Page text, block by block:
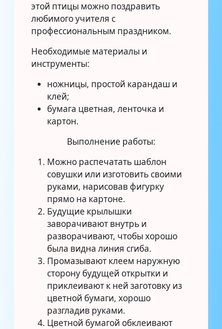
этой птицы можно поздравить
любимого учителя с
профессиональным праздником.
Необходимые материалы и
инструменты:
ножницы, простой карандаш и
клей;
бумага цветная, ленточка и
картон.
Выполнение работы:
Можно распечатать шаблон
совушки или изготовить своими
руками, нарисовав фигурку
прямо на картоне.
Будущие крылышки
заворачивают внутрь и
разворачивают, чтобы хорошо
была видна линия сгиба.
Промазывают клеем наружную
сторону будущей открытки и
приклеивают к ней заготовку из
цветной бумаги, хорошо
разгладив руками.
Цветной бумагой обклеивают